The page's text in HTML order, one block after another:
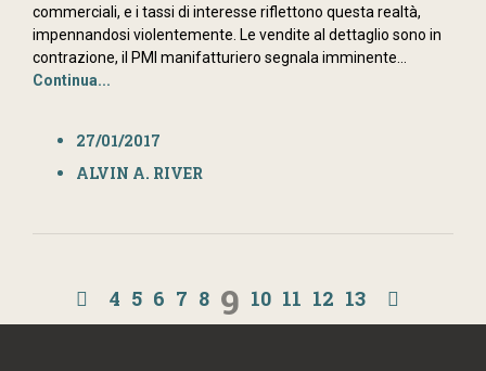
commerciali, e i tassi di interesse riflettono questa realtà,
impennandosi violentemente. Le vendite al dettaglio sono in
contrazione, il PMI manifatturiero segnala imminente...
Continua...
27/01/2017
ALVIN A. RIVER
4 5 6 7 8 9 10 11 12 13